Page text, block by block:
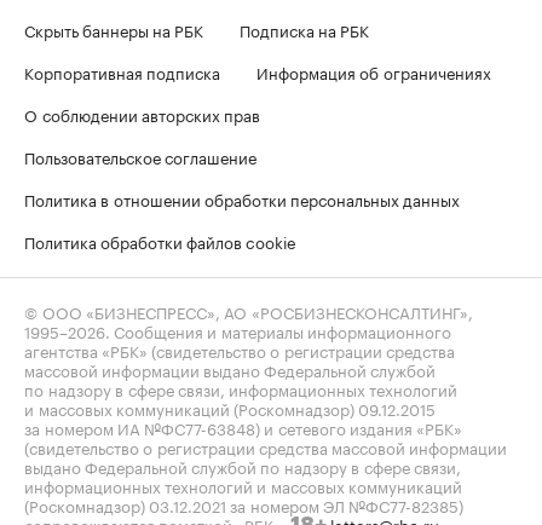
Скрыть баннеры на РБК
Подписка на РБК
Корпоративная подписка
Информация об ограничениях
О соблюдении авторских прав
Пользовательское соглашение
Политика в отношении обработки персональных данных
Политика обработки файлов cookie
© ООО «БИЗНЕСПРЕСС», АО «РОСБИЗНЕСКОНСАЛТИНГ»,
1995–2026 . Сообщения и материалы информационного
агентства «РБК» (свидетельство о регистрации средства
массовой информации выдано Федеральной службой
по надзору в сфере связи, информационных технологий
и массовых коммуникаций (Роскомнадзор) 09.12.2015
за номером ИА №ФС77-63848) и сетевого издания «РБК»
(свидетельство о регистрации средства массовой информации
выдано Федеральной службой по надзору в сфере связи,
информационных технологий и массовых коммуникаций
(Роскомнадзор) 03.12.2021 за номером ЭЛ №ФС77-82385)